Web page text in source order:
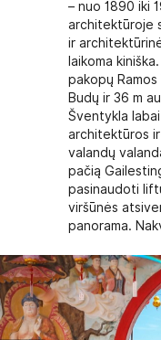
– nuo 1890 iki
architektūroje
ir
laikoma
pakopų
Budų ir 36 m
Šventykla
architektūros
valandų
pačią
pasinaudoti
viršūnės
panorama.